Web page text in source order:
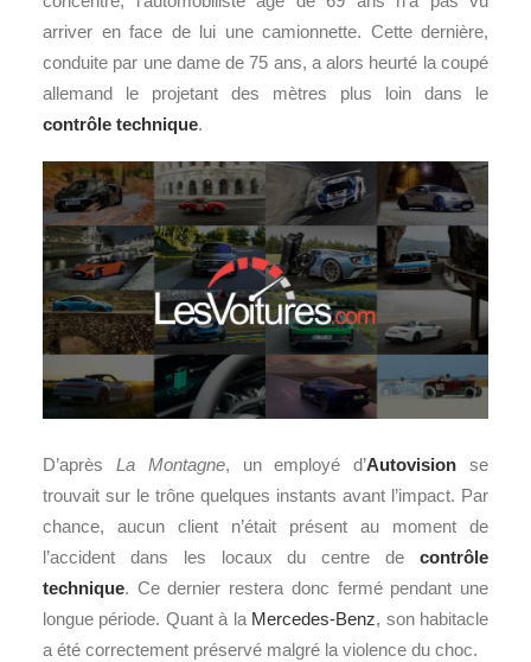
arriver en face de lui une camionnette. Cette dernière,
conduite par une dame de 75 ans, a alors heurté la coupé
allemand le projetant des mètres plus loin dans le
contrôle technique.
D’après La Montagne, un employé d’Autovision se
trouvait sur le trône quelques instants avant l’impact. Par
chance, aucun client n’était présent au moment de
l’accident dans les locaux du centre de contrôle
technique. Ce dernier restera donc fermé pendant une
longue période. Quant à la Mercedes-Benz, son habitacle
a été correctement préservé malgré la violence du choc.